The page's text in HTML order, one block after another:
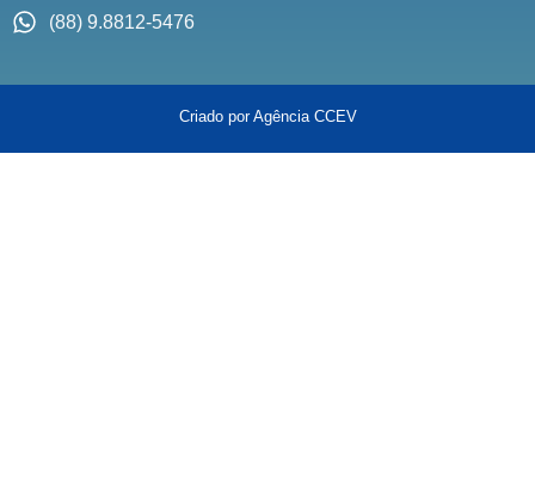
(88) 9.8812-5476
Criado por Agência CCEV